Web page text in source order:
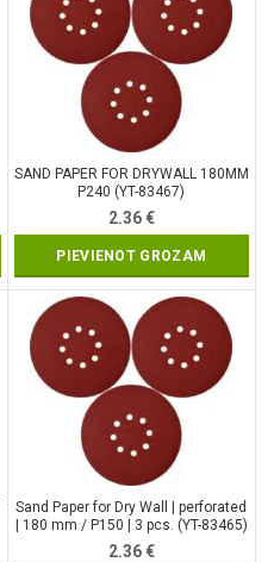
SAND PAPER FOR DRYWALL 180MM
P240 (YT-83467)
2.36€
PIEVIENOT GROZAM
Sand Paper for Dry Wall | perforated
| 180 mm / P150 | 3 pcs. (YT-83465)
2.36€